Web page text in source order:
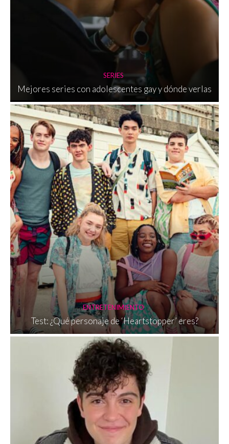
SERIES
Mejores series con adolescentes gay y dónde verlas
ENTRETENIMIENTO
Test: ¿Qué personaje de ‘Heartstopper’ eres?